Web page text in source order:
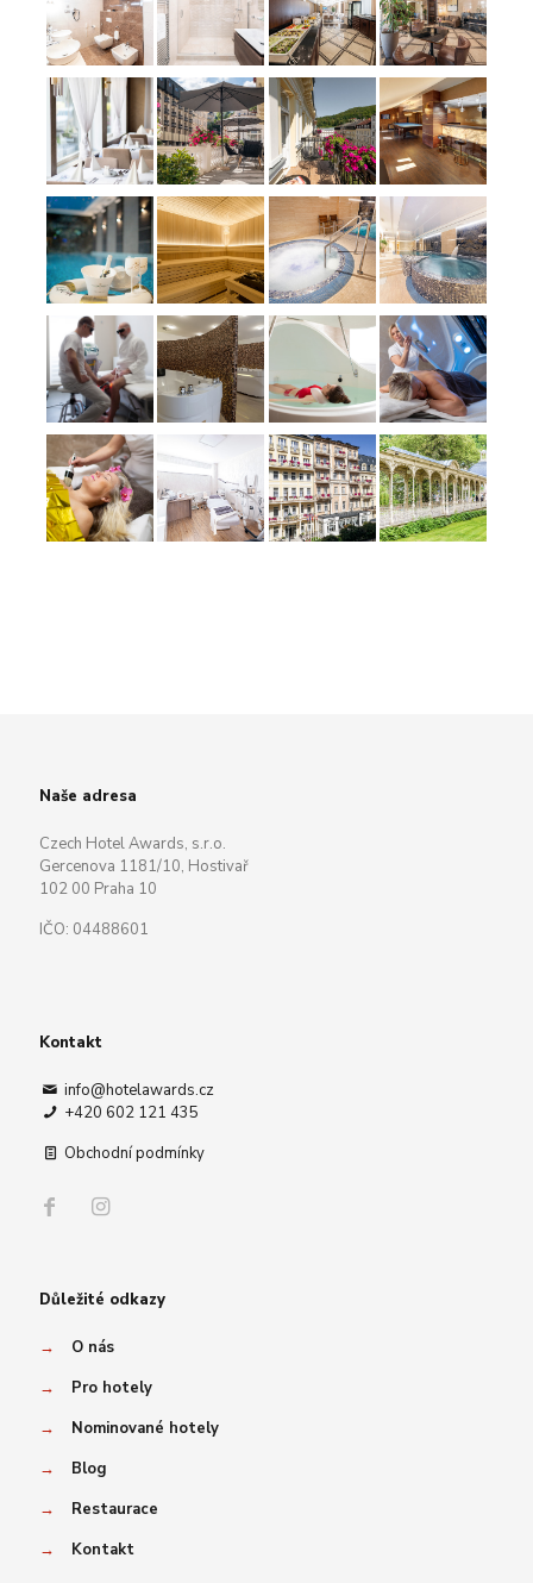
Naše adresa
Czech Hotel Awards, s.r.o.
Gercenova 1181/10, Hostivař
102 00 Praha 10
IČO: 04488601
Kontakt
info@hotelawards.cz
+420 602 121 435
Obchodní podmínky
Důležité odkazy
→
O nás
→
Pro hotely
→
Nominované hotely
→
Blog
→
Restaurace
→
Kontakt